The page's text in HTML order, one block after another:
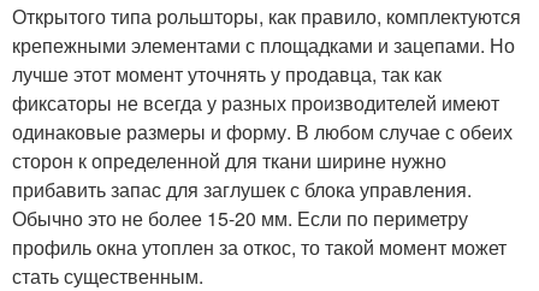
Открытого типа рольшторы, как правило, комплектуются
крепежными элементами с площадками и зацепами. Но
лучше этот момент уточнять у продавца, так как
фиксаторы не всегда у разных производителей имеют
одинаковые размеры и форму. В любом случае с обеих
сторон к определенной для ткани ширине нужно
прибавить запас для заглушек с блока управления.
Обычно это не более 15-20 мм. Если по периметру
профиль окна утоплен за откос, то такой момент может
стать существенным.